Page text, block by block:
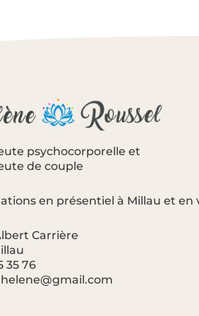
psychocorporelle et
de couple
en présentiel à Millau et en
Carrière
35 76